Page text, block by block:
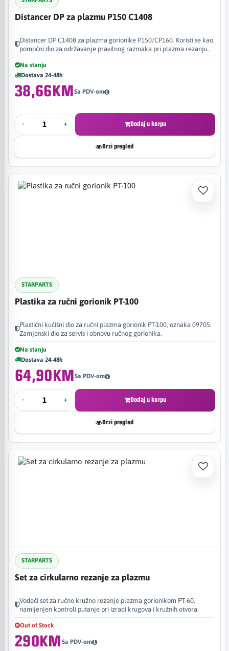
Distancer DP za plazmu P150 C1408
Distancer DP C1408 za plazma gorionike P150/CP160. Koristi se kao
pomoćni dio za održavanje pravilnog razmaka pri plazma rezanju.
Na stanju
Dostava 24-48h
38,66KMSa PDV-om
- + Dodaj u korpu
Brzi pregled
STARPARTS
Plastika za ručni gorionik PT-100
Plastični kućišni dio za ručni plazma gorionik PT-100, oznaka 09705.
Zamjenski dio za servis i obnovu ručnog gorionika.
Na stanju
Dostava 24-48h
64,90KMSa PDV-om
- + Dodaj u korpu
Brzi pregled
STARPARTS
Set za cirkularno rezanje za plazmu
Vodeći set za ručno kružno rezanje plazma gorionikom PT-60,
namijenjen kontroli putanje pri izradi krugova i kružnih otvora.
Out of Stock
290KM Sa PDV-om